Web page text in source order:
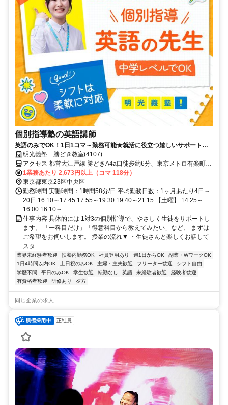
個別指導塾の英語講師
英語のみでOK！1日1コマ～勤務可能★就活に役立つ嬉しいサポートも
◎ミドル・シニアも活躍中
明光義塾 勝どき教室(4107)
アクセス 都営大江戸線 勝どきA4a口徒歩約6分、東京メトロ有楽町線
月島10番口徒歩約15分、都営大江戸線 月島10番口徒歩約15分
1業務あたり 2,673円以上（コマ 118分）
東京都東京23区中央区
勤務時間 実働時間：1時間58分/日 平均勤務日数：1ヶ月あたり4日～
20日 16:10～17:45 17:55～19:30 19:40～21:15 【土曜】 14:25～
16:00 16:10～...
仕事内容 具体的には 1対3の個別指導で、やさしく生徒をサポートし
ます。 「一科目だけ」「得意科目から教えてみたい」など、 まずは
ご希望をお伺いします。 授業の流れ▼ ・生徒さんと楽しくお話して
スタ...
業界未経験者歓迎 扶養内勤務OK 社員登用あり 週1日からOK
副業・WワークOK
1日4時間以内OK
土日祝のみOK 主婦・主夫歓迎 フリーター歓迎
シフト自由
学歴不問
平日のみOK 学生歓迎 転勤なし 英語 未経験者歓迎
経験者歓迎
有資格者歓迎
研修あり 夕方
同じ企業の求人
正社員